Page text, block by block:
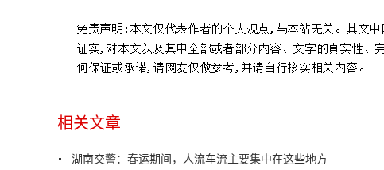
相关文章
湖南交警：春运期间，人流车流主要集中在这些地方